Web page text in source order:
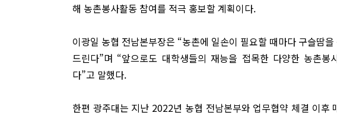
해 농촌봉사활동 참여를 적극 홍보할 계획이다.
이광일 농협 전남본부장은 “농촌에 일손이 필요할 때마다 구슬땀
드린다”며 “앞으로도 대학생들의 재능을 접목한 다양한 농촌
다”고 말했다.
한편 광주대는 지난 2022년 농협 전남본부와 업무협약 체결 이후